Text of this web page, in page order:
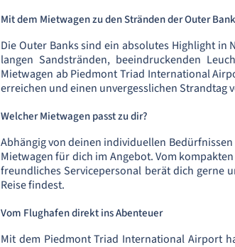
Mit dem Mietwagen zu den Stränden der Outer
Die Outer Banks sind ein absolutes Highlight
langen Sandstränden, beeindruckenden
Mietwagen ab Piedmont Triad International
erreichen und einen unvergesslichen Strandtag
Welcher Mietwagen passt zu dir?
Abhängig von deinen individuellen
Mietwagen für dich im Angebot. Vom
freundliches Servicepersonal berät dich gerne
Reise findest.
Vom Flughafen direkt ins Abenteuer
Mit dem Piedmont Triad International Airport